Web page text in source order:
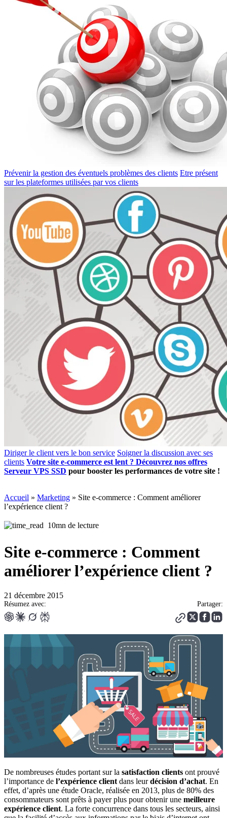
Prévenir la gestion des éventuels problèmes des clients Etre présent
sur les plateformes utilisées par vos clients
Diriger le client vers le bon service Soigner la discussion avec ses
clients Votre site e-commerce est lent ? Découvrez nos offres
Serveur VPS SSD pour booster les performances de votre site !
Accueil » Marketing » Site e-commerce : Comment améliorer
l’expérience client ?
10mn de lecture
Site e-commerce : Comment
améliorer l’expérience client ?
21 décembre 2015
Résumez avec: Partager:
De nombreuses études portant sur la satisfaction clients ont prouvé
l’importance de l’expérience client dans leurdécision d’achat. En
effet, d’après une étude Oracle, réalisée en 2013, plus de 80% des
consommateurs sont prêts à payer plus pour obtenir une meilleure
expérience client. La forte concurrence dans tous les secteurs, ainsi